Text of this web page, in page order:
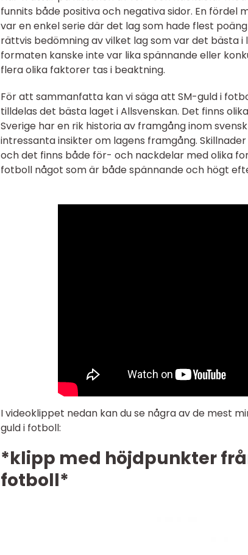
funnits både positiva och negativa sidor. En
var en enkel serie där det lag som hade flest
rättvis bedömning av vilket lag som var det bästa
formaten kanske inte var lika spännande eller
flera olika faktorer tas i beaktning.
För att sammanfatta kan vi säga att SM-guld i
tilldelas det bästa laget i Allsvenskan. Det finns
Sverige har en rik historia av framgång inom
intressanta insikter om lagens framgång.
och det finns både för- och nackdelar med olika
fotboll något som är både spännande och högt
I videoklippet nedan kan du se några av de mest
guld i fotboll:
*klipp med höjdpunkter
fotboll*